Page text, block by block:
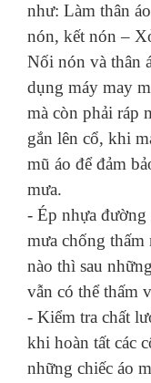
như: Làm thân
nón, kết nón –
Nối nón và thân
dụng máy may
mà còn phải ráp
gắn lên cổ, khi
mũ áo để đảm
mưa.
- Ép nhựa đường
mưa chống
nào thì sau
vẫn có thể thấm
- Kiểm tra chất
khi hoàn tất các
những chiếc áo